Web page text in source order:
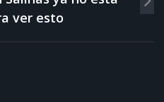
ver esto